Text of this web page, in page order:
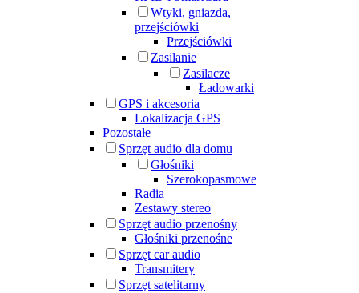
Wtyki, gniazda,
przejściówki
Przejściówki
Zasilanie
Zasilacze
Ładowarki
GPS i akcesoria
Lokalizacja GPS
Pozostałe
Sprzęt audio dla domu
Głośniki
Szerokopasmowe
Radia
Zestawy stereo
Sprzęt audio przenośny
Głośniki przenośne
Sprzęt car audio
Transmitery
Sprzęt satelitarny